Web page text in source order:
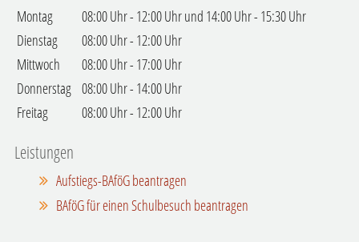
Montag
08:00 Uhr- 12:00 Uhrund 14:00 Uhr- 15:30 Uhr
Dienstag
08:00 Uhr- 12:00 Uhr
Mittwoch
08:00 Uhr- 17:00 Uhr
Donnerstag 08:00 Uhr- 14:00 Uhr
Freitag
08:00 Uhr- 12:00 Uhr
Leistungen
Aufstiegs-BAföG beantragen
BAföG für einen Schulbesuch beantragen